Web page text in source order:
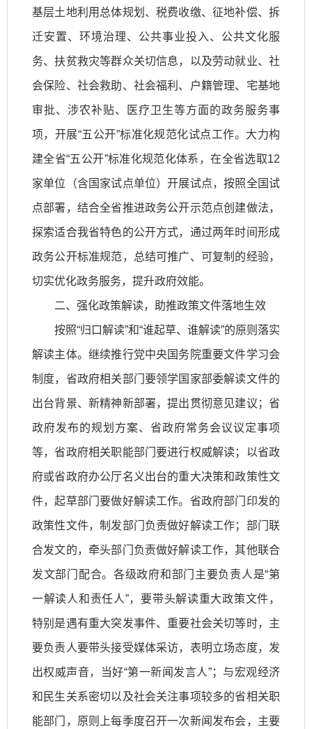
基层土地利用总体规划、税费收缴、征地补偿、拆
迁安置、环境治理、公共事业投入、公共文化服
务、扶贫救灾等群众关切信息，以及劳动就业、社
会保险、社会救助、社会福利、户籍管理、宅基地
审批、涉农补贴、医疗卫生等方面的政务服务事
项，开展“五公开”标准化规范化试点工作。大力构
建全省“五公开”标准化规范化体系，在全省选取12
家单位（含国家试点单位）开展试点，按照全国试
点部署，结合全省推进政务公开示范点创建做法，
探索适合我省特色的公开方式，通过两年时间形成
政务公开标准规范，总结可推广、可复制的经验，
切实优化政务服务，提升政府效能。
二、强化政策解读，助推政策文件落地生效
按照“归口解读”和“谁起草、谁解读”的原则落实
解读主体。继续推行党中央国务院重要文件学习会
制度，省政府相关部门要领学国家部委解读文件的
出台背景、新精神新部署，提出贯彻意见建议；省
政府发布的规划方案、省政府常务会议议定事项
等，省政府相关职能部门要进行权威解读；以省政
府或省政府办公厅名义出台的重大决策和政策性文
件，起草部门要做好解读工作。省政府部门印发的
政策性文件，制发部门负责做好解读工作；部门联
合发文的，牵头部门负责做好解读工作，其他联合
发文部门配合。各级政府和部门主要负责人是“第
一解读人和责任人”，要带头解读重大政策文件，
特别是遇有重大突发事件、重要社会关切等时，主
要负责人要带头接受媒体采访，表明立场态度，发
出权威声音，当好“第一新闻发言人”；与宏观经济
和民生关系密切以及社会关注事项较多的省相关职
能部门，原则上每季度召开一次新闻发布会，主要